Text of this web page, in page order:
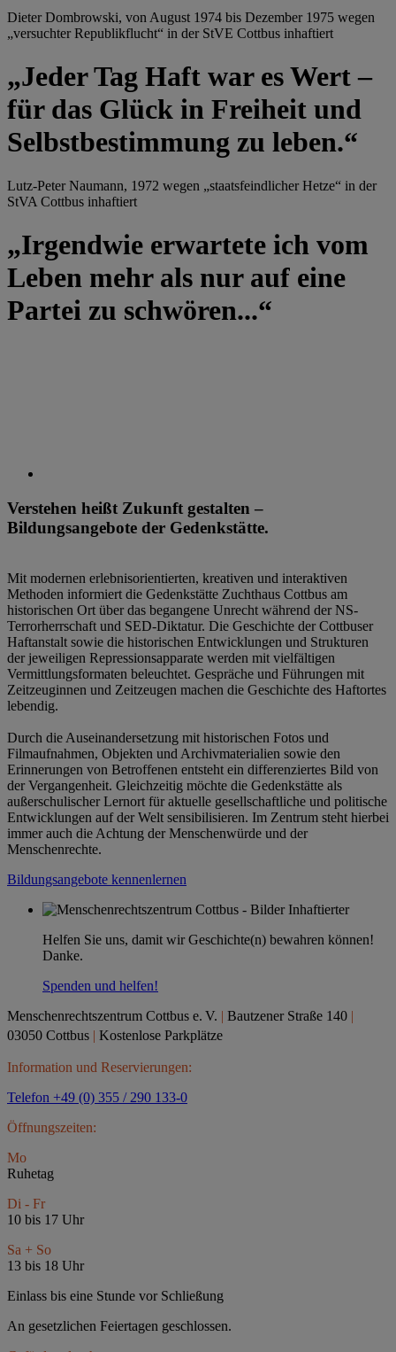
Dieter Dombrowski, von August 1974 bis Dezember 1975 wegen
„versuchter Republikflucht“ in der StVE Cottbus inhaftiert
„Jeder Tag Haft war es Wert –
für das Glück in Freiheit und
Selbstbestimmung zu leben.“
Lutz-Peter Naumann, 1972 wegen „staatsfeindlicher Hetze“ in der
StVA Cottbus inhaftiert
„Irgendwie erwartete ich vom
Leben mehr als nur auf eine
Partei zu schwören...“
Verstehen heißt Zukunft gestalten –
Bildungsangebote der Gedenkstätte.
Mit modernen erlebnisorientierten, kreativen und interaktiven
Methoden informiert die Gedenkstätte Zuchthaus Cottbus am
historischen Ort über das begangene Unrecht während der NS-
Terrorherrschaft und SED-Diktatur. Die Geschichte der Cottbuser
Haftanstalt sowie die historischen Entwicklungen und Strukturen
der jeweiligen Repressionsapparate werden mit vielfältigen
Vermittlungsformaten beleuchtet. Gespräche und Führungen mit
Zeitzeuginnen und Zeitzeugen machen die Geschichte des Haftortes
lebendig.
Durch die Auseinandersetzung mit historischen Fotos und
Filmaufnahmen, Objekten und Archivmaterialien sowie den
Erinnerungen von Betroffenen entsteht ein differenziertes Bild von
der Vergangenheit. Gleichzeitig möchte die Gedenkstätte als
außerschulischer Lernort für aktuelle gesellschaftliche und politische
Entwicklungen auf der Welt sensibilisieren. Im Zentrum steht hierbei
immer auch die Achtung der Menschenwürde und der
Menschenrechte.
Bildungsangebote kennenlernen
Helfen Sie uns, damit wir Geschichte(n) bewahren können!
Danke.
Spenden und helfen!
Menschenrechtszentrum Cottbus e. V. | Bautzener Straße 140 |
03050 Cottbus | Kostenlose Parkplätze
Information und Reservierungen:
Telefon +49 (0) 355 / 290 133-0
Öffnungszeiten:
Mo
Ruhetag
Di - Fr
10 bis 17 Uhr
Sa + So
13 bis 18 Uhr
Einlass bis eine Stunde vor Schließung
An gesetzlichen Feiertagen geschlossen.